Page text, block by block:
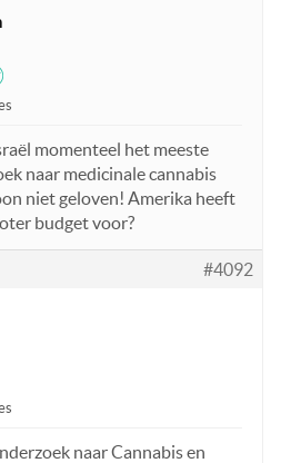
momenteel het meeste
naar medicinale cannabis
niet geloven! Amerika heeft
budget voor?
#4092
naar Cannabis en